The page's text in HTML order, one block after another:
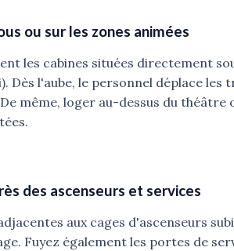
ou sur les zones animées
les cabines situées directement
Dès l'aube, le personnel déplace
même, loger au-dessus du
des ascenseurs et services
aux cages d'ascenseurs
Fuyez également les portes de